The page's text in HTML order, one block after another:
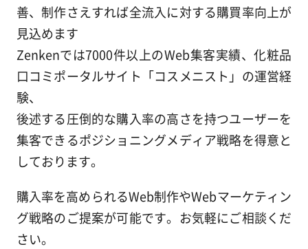
善、制作さえすれば全流入に対する購買率向上が
見込めます
Zenkenでは7000件以上のWeb集客実績、化粧品
口コミポータルサイト「コスメニスト」の運営経
験、
後述する圧倒的な購入率の高さを持つユーザーを
集客できるポジショニングメディア戦略を得意と
しております。
購入率を高められるWeb制作やWebマーケティン
グ戦略のご提案が可能です。お気軽にご相談くだ
さい。